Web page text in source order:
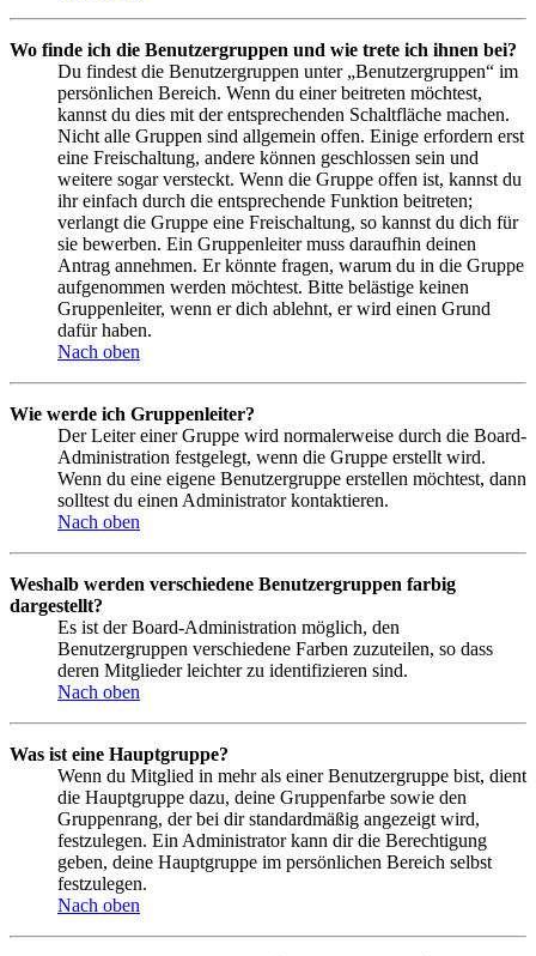
Wo finde ich die Benutzergruppen und wie trete ich ihnen bei?
Du findest die Benutzergruppen unter „Benutzergruppen“ im
persönlichen Bereich. Wenn du einer beitreten möchtest,
kannst du dies mit der entsprechenden Schaltfläche machen.
Nicht alle Gruppen sind allgemein offen. Einige erfordern erst
eine Freischaltung, andere können geschlossen sein und
weitere sogar versteckt. Wenn die Gruppe offen ist, kannst du
ihr einfach durch die entsprechende Funktion beitreten;
verlangt die Gruppe eine Freischaltung, so kannst du dich für
sie bewerben. Ein Gruppenleiter muss daraufhin deinen
Antrag annehmen. Er könnte fragen, warum du in die Gruppe
aufgenommen werden möchtest. Bitte belästige keinen
Gruppenleiter, wenn er dich ablehnt, er wird einen Grund
dafür haben.
Nach oben
Wie werde ich Gruppenleiter?
Der Leiter einer Gruppe wird normalerweise durch die Board-
Administration festgelegt, wenn die Gruppe erstellt wird.
Wenn du eine eigene Benutzergruppe erstellen möchtest, dann
solltest du einen Administrator kontaktieren.
Nach oben
Weshalb werden verschiedene Benutzergruppen farbig
dargestellt?
Es ist der Board-Administration möglich, den
Benutzergruppen verschiedene Farben zuzuteilen, so dass
deren Mitglieder leichter zu identifizieren sind.
Nach oben
Was ist eine Hauptgruppe?
Wenn du Mitglied in mehr als einer Benutzergruppe bist, dient
die Hauptgruppe dazu, deine Gruppenfarbe sowie den
Gruppenrang, der bei dir standardmäßig angezeigt wird,
festzulegen. Ein Administrator kann dir die Berechtigung
geben, deine Hauptgruppe im persönlichen Bereich selbst
festzulegen.
Nach oben